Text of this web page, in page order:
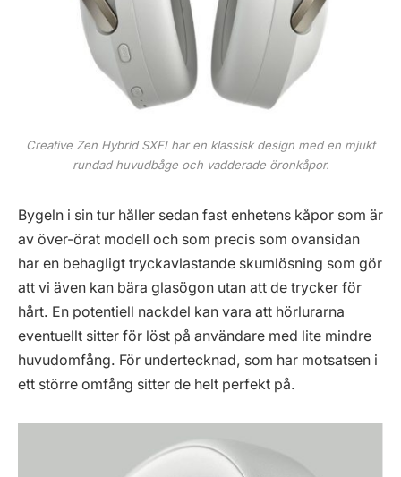
Creative Zen Hybrid SXFI har en klassisk design med en mjukt
rundad huvudbåge och vadderade öronkåpor.
Bygeln i sin tur håller sedan fast enhetens kåpor som är
av över-örat modell och som precis som ovansidan
har en behagligt tryckavlastande skumlösning som gör
att vi även kan bära glasögon utan att de trycker för
hårt. En potentiell nackdel kan vara att hörlurarna
eventuellt sitter för löst på användare med lite mindre
huvudomfång. För undertecknad, som har motsatsen i
ett större omfång sitter de helt perfekt på.